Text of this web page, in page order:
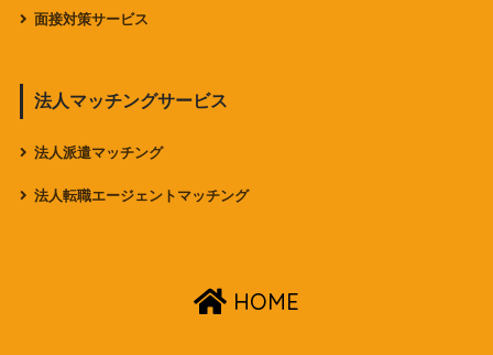
面接対策サービス
法人マッチングサービス
法人派遣マッチング
法人転職エージェントマッチング
HOME